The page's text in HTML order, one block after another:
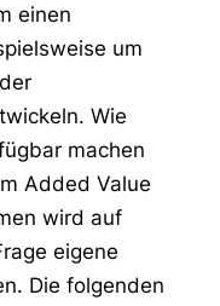
einen
um
Wie
machen
Added Value
wird auf
eigene
Die folgenden